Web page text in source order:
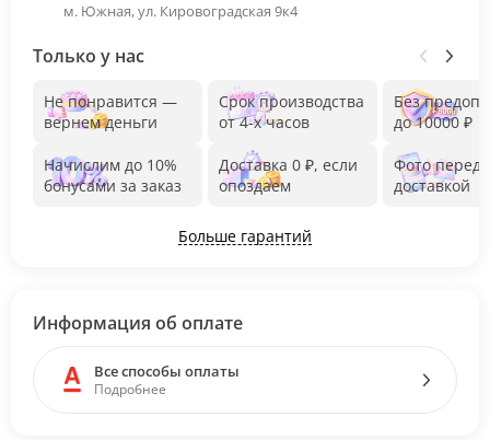
м. Южная, ул. Кировоградская 9к4
Только у нас
Не понравится —
вернем деньги
Начислим до 10%
бонусами за заказ
Срок производства
от 4-х часов
Доставка 0 ₽, если
опоздаем
Без
до 10000 ₽
Фото перед
доставкой
Больше гарантий
Информация об оплате
Все способы оплаты
Подробнее